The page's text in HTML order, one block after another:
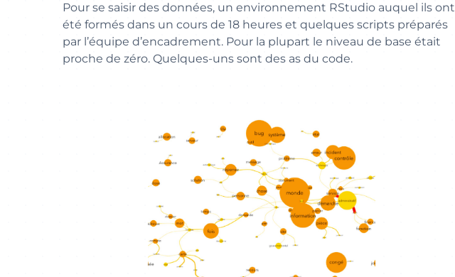
Pour se saisir des données, un environnement RStudio auquel ils ont
été formés dans un cours de 18 heures et quelques scripts préparés
par l’équipe d’encadrement. Pour la plupart le niveau de base était
proche de zéro. Quelques-uns sont des as du code.